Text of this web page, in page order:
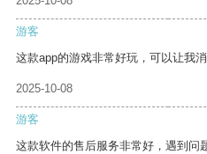
游客
这款app的游戏非常好玩，可以让我消
2025-10-08
游客
这款软件的售后服务非常好，遇到问